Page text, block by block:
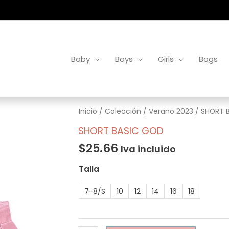
Baby Boys Girls Bags
Inicio / Colección / Verano 2023 / SHORT
SHORT BASIC GOD
$25.66 Iva incluido
Talla
7-8/S 10 12 14 16 18
SHORT
BASIC
cantidad